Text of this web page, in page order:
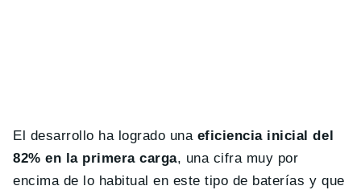
El desarrollo ha logrado una eficiencia inicial del
82% en la primera carga, una cifra muy por
encima de lo habitual en este tipo de baterías y que